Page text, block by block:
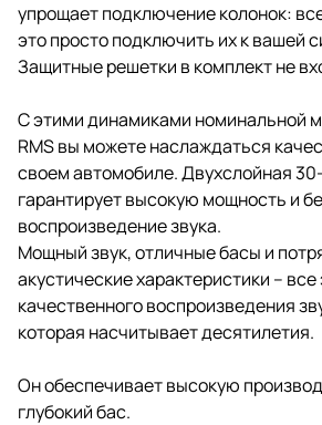
упрощает подключение колонок:
это просто подключить их к вашей
Защитные решетки в комплект не
С этими динамиками номинальной
RMS вы можете наслаждаться
своем автомобиле. Двухслойная
гарантирует высокую мощность и
воспроизведение звука.
Мощный звук, отличные басы и
акустические характеристики –
качественного воспроизведения
которая насчитывает десятилетия.
Он обеспечивает высокую
глубокий бас.